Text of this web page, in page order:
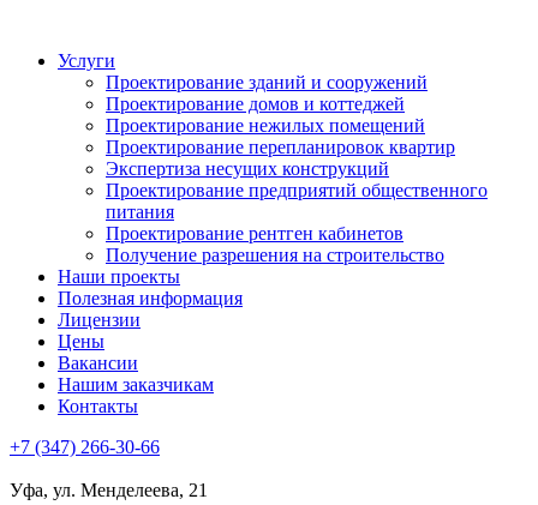
Услуги
Проектирование зданий и сооружений
Проектирование домов и коттеджей
Проектирование нежилых помещений
Проектирование перепланировок квартир
Экспертиза несущих конструкций
Проектирование предприятий общественного
питания
Проектирование рентген кабинетов
Получение разрешения на строительство
Наши проекты
Полезная информация
Лицензии
Цены
Вакансии
Нашим заказчикам
Контакты
+7 (347) 266-30-66
Уфа, ул. Менделеева, 21